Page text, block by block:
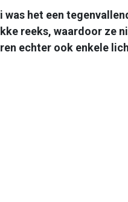
was het een
reeks, waardoor ze
echter ook enkele